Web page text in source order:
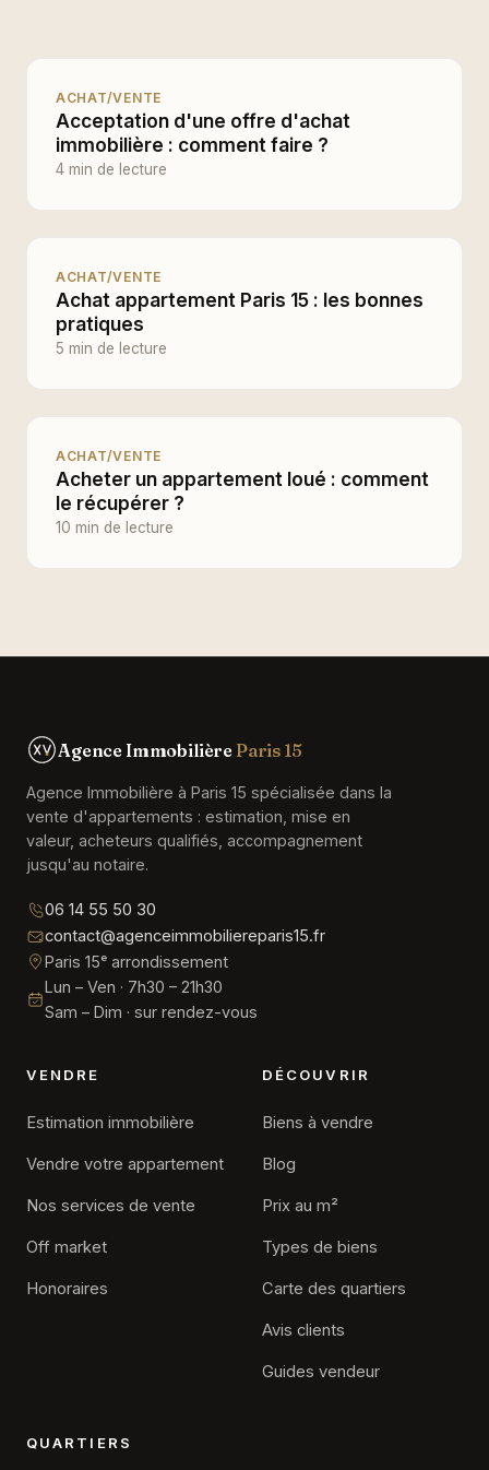
ACHAT/VENTE
Acceptation d'une offre d'achat
immobilière : comment faire ?
4 min de lecture
ACHAT/VENTE
Achat appartement Paris 15 : les bonnes
pratiques
5 min de lecture
ACHAT/VENTE
Acheter un appartement loué : comment
le récupérer ?
10 min de lecture
Agence Immobilière Paris 15
Agence Immobilière à Paris 15 spécialisée dans la
vente d'appartements : estimation, mise en
valeur, acheteurs qualifiés, accompagnement
jusqu'au notaire.
06 14 55 50 30
contact@agenceimmobiliereparis15.fr
Paris 15ᵉ arrondissement
Lun – Ven · 7h30 – 21h30
Sam – Dim · sur rendez-vous
VENDRE
Estimation immobilière
Vendre votre appartement
Nos services de vente
Off market
Honoraires
DÉCOUVRIR
Biens à vendre
Blog
Prix au m²
Types de biens
Carte des quartiers
Avis clients
Guides vendeur
QUARTIERS